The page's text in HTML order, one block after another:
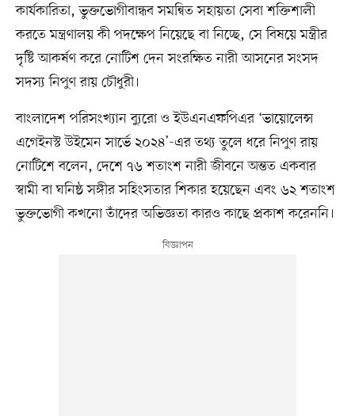
কার্যকারিতা, ভুক্তভোগীবান্ধব সমন্বিত সহায়তা সেবা শক্তিশালী
করতে মন্ত্রণালয় কী পদক্ষেপ নিয়েছে বা নিচ্ছে, সে বিষয়ে মন্ত্রীর
দৃষ্টি আকর্ষণ করে নোটিশ দেন সংরক্ষিত নারী আসনের সংসদ
সদস্য নিপুণ রায় চৌধুরী।
বাংলাদেশ পরিসংখ্যান ব্যুরো ও ইউএনএফপিএর ‘ভায়োলেন্স
এগেইনস্ট উইমেন সার্ভে ২০২৪’-এর তথ্য তুলে ধরে নিপুণ রায়
নোটিশে বলেন, দেশে ৭৬ শতাংশ নারী জীবনে অন্তত একবার
স্বামী বা ঘনিষ্ঠ সঙ্গীর সহিংসতার শিকার হয়েছেন এবং ৬২ শতাংশ
ভুক্তভোগী কখনো তাঁদের অভিজ্ঞতা কারও কাছে প্রকাশ করেননি।